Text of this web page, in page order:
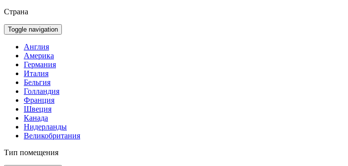
Страна
Toggle navigation
Англия
Америка
Германия
Италия
Бельгия
Голландия
Франция
Швеция
Канада
Нидерланды
Великобритания
Тип помещения